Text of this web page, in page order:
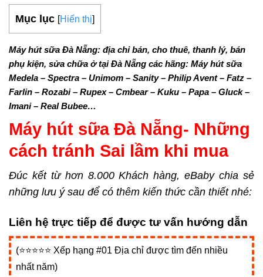
Mục lục [Hiển thị]
Máy hút sữa Đà Nẵng: địa chỉ bán, cho thuê, thanh lý, bán
phụ kiện, sửa chữa ở tại Đà Nẵng các hãng: Máy hút sữa
Medela – Spectra – Unimom – Sanity – Philip Avent – Fatz –
Farlin – Rozabi – Rupex – Cmbear – Kuku – Papa – Gluck –
Imani – Real Bubee…
Máy hút sữaĐà Nẵng- Những
cách tránh Sai lầm khi mua
Đúc kết từ hơn 8.000 Khách hàng, eBaby chia sẻ
những lưu ý sau để có thêm kiến thức cần thiết nhé:
Liên hệ trực tiếp để được tư vấn hướng dẫn
(⭐⭐⭐⭐⭐ Xếp hạng #01 Địa chỉ được tìm đến nhiều
nhất năm)